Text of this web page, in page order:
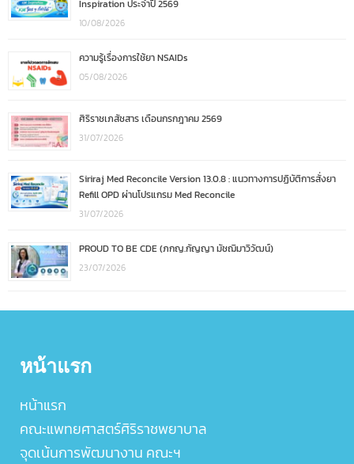
Inspiration ประจำปี 2569
10/08/2026
ความรู้เรื่องการใช้ยา NSAIDs
05/08/2026
ศิริราชเภสัชสาร เดือนกรกฎาคม 2569
31/07/2026
Siriraj Med Reconcile Version 13.0.8 : แนวทางการปฏิบัติการสั่งยา
Refill OPD ผ่านโปรแกรม Med Reconcile
31/07/2026
PROUD TO BE CDE (ภกญ.กัญญา มัชฌิมาวิวัฒน์)
23/07/2026
หน้าแรก
หน้าแรก
คณะแพทยศาสตร์ศิริราชพยาบาล
จุดเน้นการพัฒนางาน คณะฯ